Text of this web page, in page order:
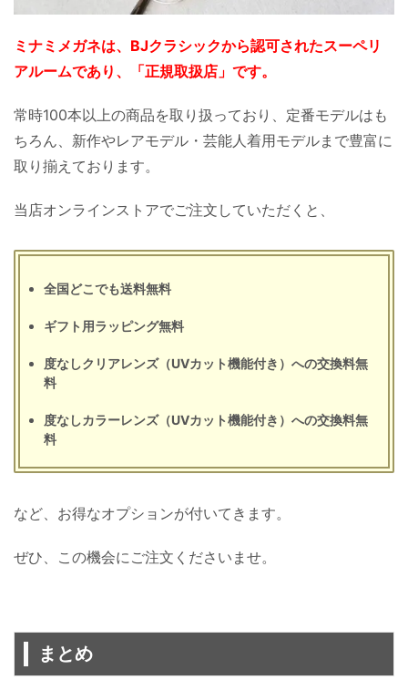
ミナミメガネは、BJクラシックから認可されたスーペリ
アルームであり、「正規取扱店」です。
常時100本以上の商品を取り扱っており、定番モデルはも
ちろん、新作やレアモデル・芸能人着用モデルまで豊富に
取り揃えております。
当店オンラインストアでご注文していただくと、
全国どこでも送料無料
ギフト用ラッピング無料
度なしクリアレンズ（UVカット機能付き）への交換料無
料
度なしカラーレンズ（UVカット機能付き）への交換料無
料
など、お得なオプションが付いてきます。
ぜひ、この機会にご注文くださいませ。
まとめ